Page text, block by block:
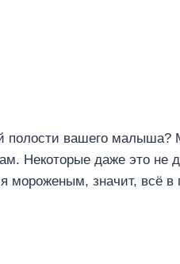
полости вашего
Некоторые даже это не
мороженым, значит, всё